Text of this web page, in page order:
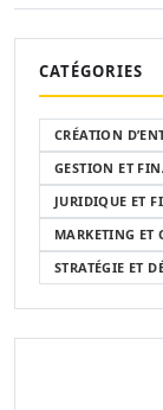
CATÉGORIES
CRÉATION
GESTION ET
JURIDIQUE ET
MARKETING ET
STRATÉGIE ET